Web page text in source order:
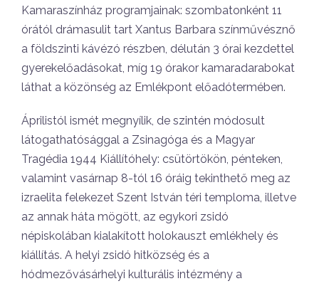
Kamaraszínház programjainak: szombatonként 11
órától drámasulit tart Xantus Barbara színművésznő
a földszinti kávézó részben, délután 3 órai kezdettel
gyerekelőadásokat, míg 19 órakor kamaradarabokat
láthat a közönség az Emlékpont előadótermében.
Áprilistól ismét megnyílik, de szintén módosult
látogathatósággal a Zsinagóga és a Magyar
Tragédia 1944 Kiállítóhely: csütörtökön, pénteken,
valamint vasárnap 8-tól 16 óráig tekinthető meg az
izraelita felekezet Szent István téri temploma, illetve
az annak háta mögött, az egykori zsidó
népiskolában kialakított holokauszt emlékhely és
kiállítás. A helyi zsidó hitközség és a
hódmezővásárhelyi kulturális intézmény a